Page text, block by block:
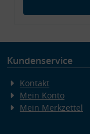
Kundenservice
Kontakt
Mein Konto
Mein Merkzettel